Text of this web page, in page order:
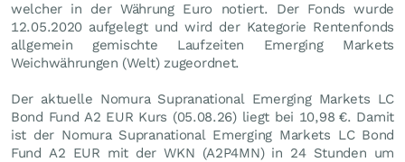
welcher in der Währung Euro notiert. Der Fonds wurde
12.05.2020 aufgelegt und wird der Kategorie Rentenfonds
allgemein gemischte Laufzeiten Emerging Markets
Weichwährungen (Welt) zugeordnet.
Der aktuelle Nomura Supranational Emerging Markets LC
Bond Fund A2 EUR Kurs (05.08.26) liegt bei 10,98 €. Damit
ist der Nomura Supranational Emerging Markets LC Bond
Fund A2 EUR mit der WKN (A2P4MN) in 24 Stunden um